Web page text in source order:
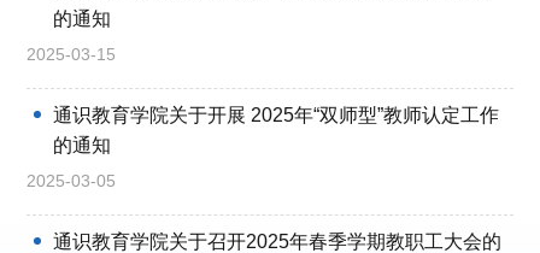
的通知
2025-03-15
通识教育学院关于开展 2025年“双师型”教师认定工作
的通知
2025-03-05
通识教育学院关于召开2025年春季学期教职工大会的